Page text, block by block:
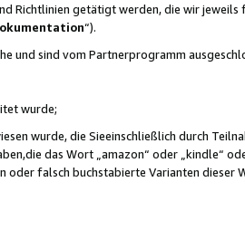
Richtlinien getätigt werden, die wir
“).
und sind vom Partnerprogramm
wurde;
wurde, die Sieeinschließlich durch
das Wort „amazon“ oder „kindle“
falsch buchstabierte Varianten dieser